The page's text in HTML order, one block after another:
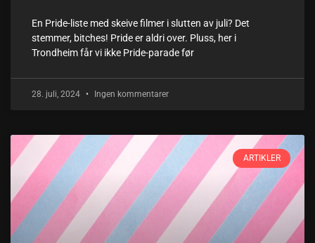
En Pride-liste med skeive filmer i slutten av juli? Det
stemmer, bitches! Pride er aldri over. Pluss, her i
Trondheim får vi ikke Pride-parade før
28. juli, 2024 Ingen kommentarer
ARTIKLER